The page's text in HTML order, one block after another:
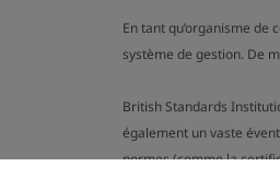
En tant qu’organisme
système de gestion. De
British Standards
également un vaste
normes (comme la